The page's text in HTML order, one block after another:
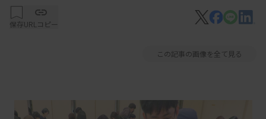
保存URLコピー
この記事の画像を全て見る